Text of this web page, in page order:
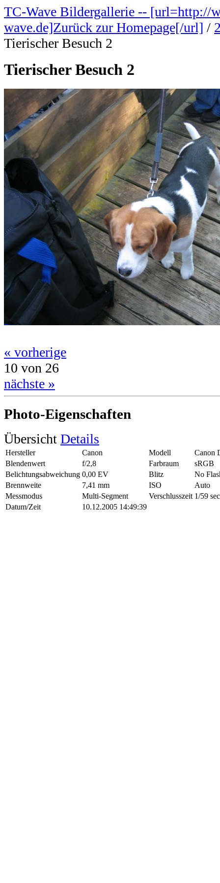
TC-Wave Bildergallerie -- [url=http://
wave.de]Zurück zur Homepage[/url] /
Tierischer Besuch 2
Tierischer Besuch 2
« vorherige
10 von 26
nächste »
Photo-Eigenschaften
Übersicht Details
Hersteller Canon Modell
Canon
Blendenwert
f/2,8 Farbraum
sRGB
Belichtungsabweichung 0,00 EV Blitz
No
Brennweite
7,41 mm ISO
Auto
Messmodus
Multi-Segment Verschlusszeit 1/59 sec
Datum/Zeit
10.12.2005 14:49:39